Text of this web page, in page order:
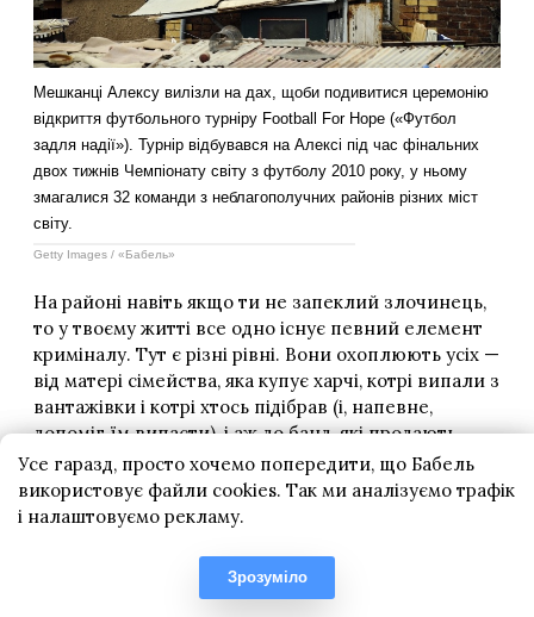
Усе гаразд, просто хочемо попередити, що Бабель
використовує файли cookies. Так ми аналізуємо трафік
і налаштовуємо рекламу.
Зрозуміло